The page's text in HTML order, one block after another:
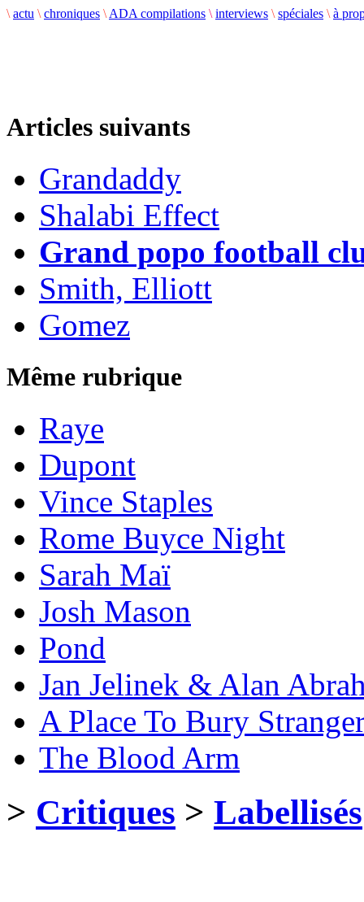
\ actu \ chroniques \ ADA compilations \ interviews \ spéciales \ à
Articles suivants
Grandaddy
Shalabi Effect
Grand popo football
Smith, Elliott
Gomez
Même rubrique
Raye
Dupont
Vince Staples
Rome Buyce Night
Sarah Maï
Josh Mason
Pond
Jan Jelinek & Alan
A Place To Bury
The Blood Arm
> Critiques > Labellisés